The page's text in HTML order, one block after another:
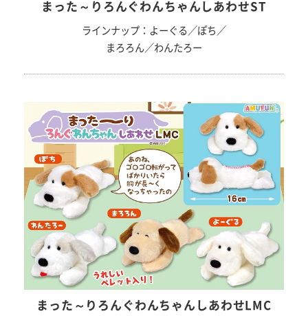
まった～りろんぐわんちゃんしあわせST
ラインナップ：よーぐる／ぽち／
まろろん／わんたろー
まった～りろんぐわんちゃんしあわせLMC